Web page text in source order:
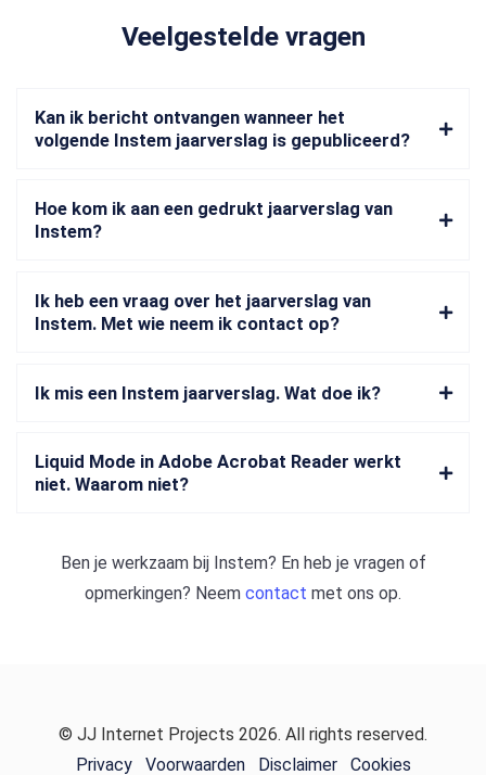
Veelgestelde vragen
Kan ik bericht ontvangen wanneer het
volgende Instem jaarverslag is gepubliceerd?
Hoe kom ik aan een gedrukt jaarverslag van
Instem?
Ik heb een vraag over het jaarverslag van
Instem. Met wie neem ik contact op?
Ik mis een Instem jaarverslag. Wat doe ik?
Liquid Mode in Adobe Acrobat Reader werkt
niet. Waarom niet?
Ben je werkzaam bij Instem? En heb je vragen of
opmerkingen? Neem contact met ons op.
© JJ Internet Projects 2026. All rights reserved.
Privacy
Voorwaarden Disclaimer Cookies